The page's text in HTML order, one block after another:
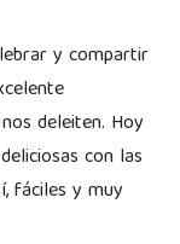
y compartir
deleiten. Hoy
con las
fáciles y muy